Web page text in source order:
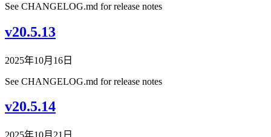
See CHANGELOG.md for release notes
v20.5.13
2025年10月16日
See CHANGELOG.md for release notes
v20.5.14